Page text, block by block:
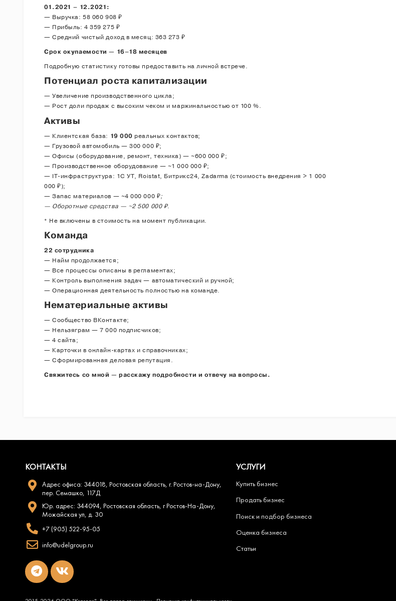
01.2021 – 12.2021:
— Выручка: 58 060 908 ₽
— Прибыль: 4 359 275 ₽
— Средний чистый доход в месяц: 363 273 ₽
Срок окупаемости — 16–18 месяцев
Подробную статистику готовы предоставить на личной встрече.
Потенциал роста капитализации
— Увеличение производственного цикла;
— Рост доли продаж с высоким чеком и маржинальностью от 100 %.
Активы
— Клиентская база: 19 000 реальных контактов;
— Грузовой автомобиль — 300 000 ₽;
— Офисы (оборудование, ремонт, техника) — ~600 000 ₽;
— Производственное оборудование — ~1 000 000 ₽;
— IT-инфраструктура: 1С УТ, Roistat, Битрикс24, Zadarma (стоимость внедрения > 1 000
000 ₽);
— Запас материалов — ~4 000 000 ₽;
— Оборотные средства — ~2 500 000 ₽.
* Не включены в стоимость на момент публикации.
Команда
22 сотрудника
— Найм продолжается;
— Все процессы описаны в регламентах;
— Контроль выполнения задач — автоматический и ручной;
— Операционная деятельность полностью на команде.
Нематериальные активы
— Сообщество ВКонтакте;
— Нельзяграм — 7 000 подписчиков;
— 4 сайта;
— Карточки в онлайн-картах и справочниках;
— Сформированная деловая репутация.
Свяжитесь со мной — расскажу подробности и отвечу на вопросы.
КОНТАКТЫ
Адрес офиса: 344018, Ростовская область, г. Ростов-на-Дону,
пер. Семашко, 117Д
Юр. адрес: 344094, Ростовская область, г Ростов-На-Дону,
Можайская ул, д. 30
+7 (905) 522-95-05
info@udelgroup.ru
УСЛУГИ
Купить бизнес
Продать бизнес
Поиск и подбор бизнеса
Оценка бизнеса
Статьи